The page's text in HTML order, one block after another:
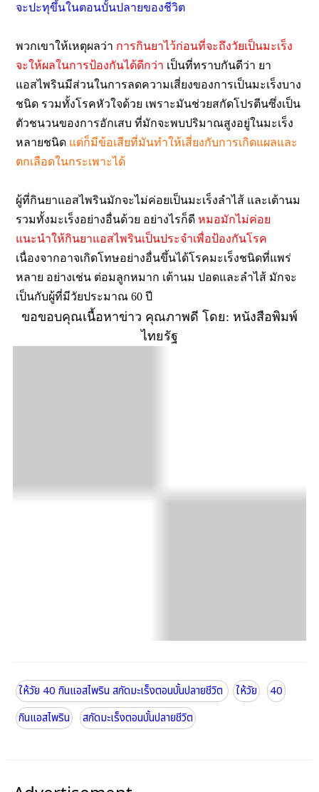
จะปะทุขึ้นในตอนบั้นปลายของชีวิต
พวกเขาให้เหตุผลว่า การกินยาไว้ก่อนที่จะถึงวัยเป็นมะเร็ง
จะให้ผลในการป้องกันได้ดีกว่า เป็นที่ทราบกันดีว่า ยา
แอสไพรินมีส่วนในการลดความเสี่ยงของการเป็นมะเร็งบาง
ชนิด รวมทั้งโรคหัวใจด้วย เพราะมันช่วยสกัดโปรตีนซึ่งเป็น
ตัวชนวนของการอักเสบ ที่มักจะพบปริมาณสูงอยู่ในมะเร็ง
หลายชนิด แต่ก็มีข้อเสียที่มันทำให้เสี่ยงกับการเกิดแผลและ
ตกเลือดในกระเพาะได้
ผู้ที่กินยาแอสไพรินมักจะไม่ค่อยเป็นมะเร็งลำไส้ และเต้านม
รวมทั้งมะเร็งอย่างอื่นด้วย อย่างไรก็ดี หมอมักไม่ค่อย
แนะนำให้กินยาแอสไพรินเป็นประจำเพื่อป้องกันโรค
เนื่องจากอาจเกิดโทษอย่างอื่นขึ้นได้โรคมะเร็งชนิดที่แพร่
หลาย อย่างเช่น ต่อมลูกหมาก เต้านม ปอดและลำไส้ มักจะ
เป็นกับผู้ที่มีวัยประมาณ 60 ปี
ขอขอบคุณเนื้อหาข่าว คุณภาพดี โดย: หนังสือพิมพ์
ไทยรัฐ
ให้วัย 40 กินแอสไพริน สกัดมะเร็งตอนบั้นปลายชีวิต ให้วัย
40
กินแอสไพริน
สกัดมะเร็งตอนบั้นปลายชีวิต